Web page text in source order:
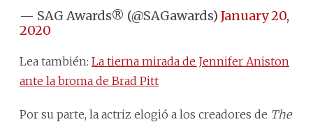
— SAG Awards® (@SAGawards) January 20,
2020
Lea también: La tierna mirada de Jennifer Aniston
ante la broma de Brad Pitt
Por su parte, la actriz elogió a los creadores de The